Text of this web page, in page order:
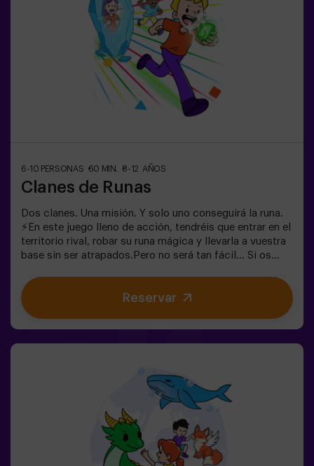
es Lava es perfecta para ellos!Los niños deberán
colaborar, pensar rápido y moverse aún más rápido para
superar todos los retos. ¡Verán su progreso en tiempo
real en pantalla y celebrarán cada victoria como un
verdadero logro! 🏆Diversión
activa, segura y original para fiestas infantiles, salidas
en familia o simplemente para liberar energía de la
forma más divertida.✅ Ideal para niños | familias |
fiestas infantilesImportante: los niños deben ir
6-10 PERSONAS 60 MIN. 8-12 AÑOS
Clanes de Runas
Dos clanes. Una misión. Y solo uno conseguirá la runa.
⚡En este juego lleno de acción, tendréis que entrar en el
territorio rival, robar su runa mágica y llevarla a vuestra
base sin ser atrapados.Pero no será tan fácil… Si os
compañero os libere. ❄️La clave está en moverse rápido,
coordinarse y saber cuándo atacar o defender.Aquí no
solo se trata de correr, sino de jugar en equipo y tomar
Reservar